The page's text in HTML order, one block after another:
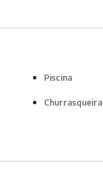
Piscina
Churrasqueira